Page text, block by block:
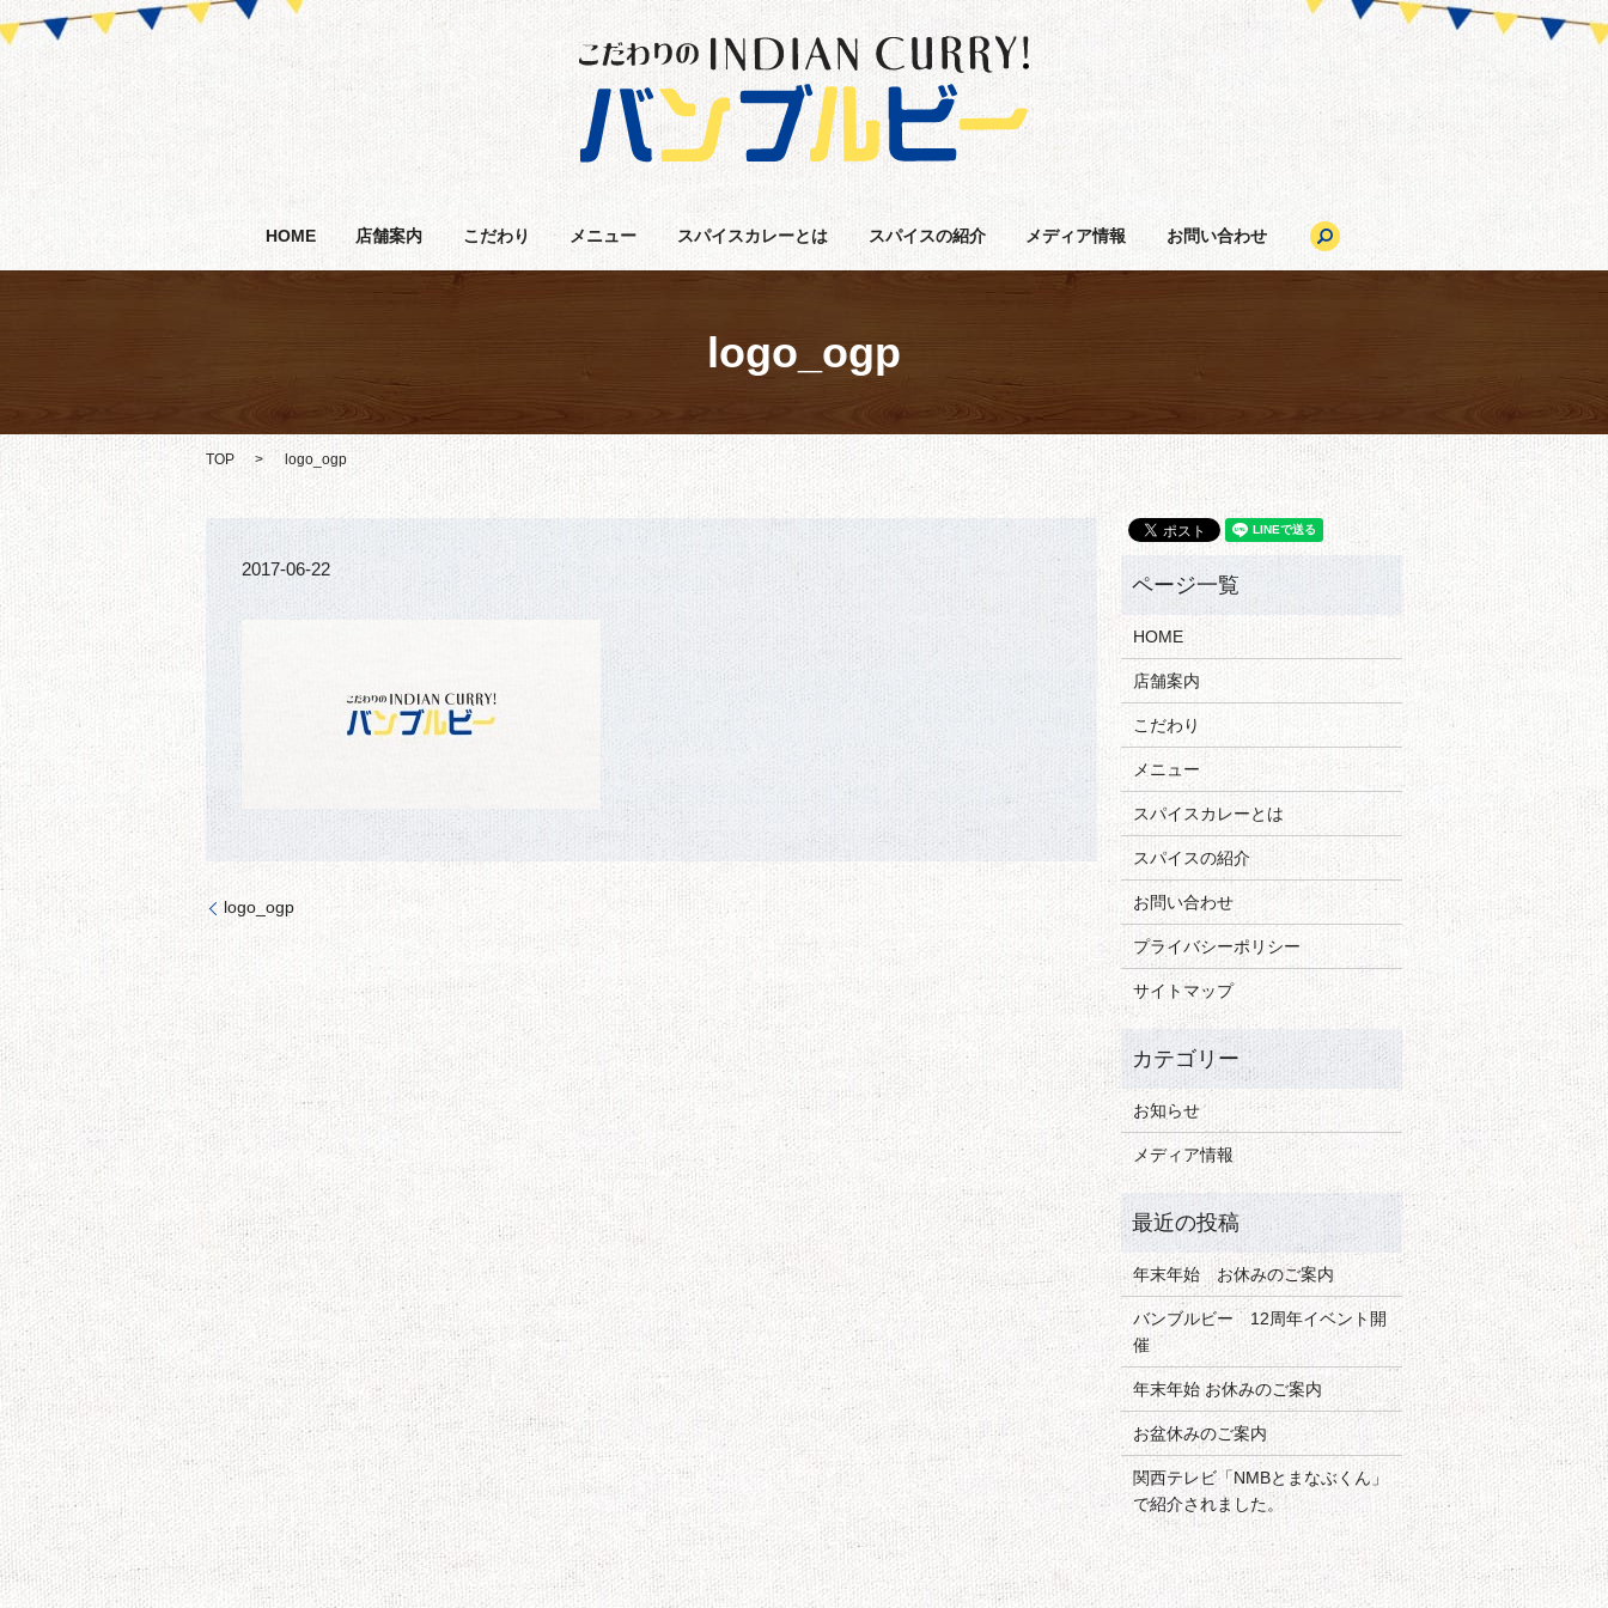
HOME 店舗案内 こだわり メニュー スパイスカレーとは スパイスの紹介 メディア情報 お問い合わせ
logo_ogp
TOP logo_ogp
2017-06-22
logo_ogp
HOME
店舗案内
こだわり
メニュー
スパイスカレーとは
スパイスの紹介
お問い合わせ
プライバシーポリシー
サイトマップ
お知らせ
メディア情報
年末年始 お休みのご案内
バンブルビー 12周年イベント開
催
年末年始 お休みのご案内
お盆休みのご案内
関西テレビ「NMBとまなぶくん」
で紹介されました。